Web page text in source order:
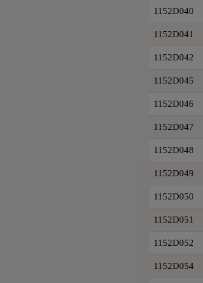
1152D040
1152D041
1152D042
1152D045
1152D046
1152D047
1152D048
1152D049
1152D050
1152D051
1152D052
1152D054